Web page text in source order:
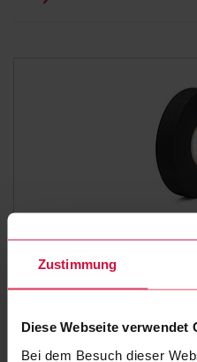
Zustimmung
Diese Webseite verwendet
Bei dem Besuch dieser
KABELWICKELBAND
Coroplast 8579